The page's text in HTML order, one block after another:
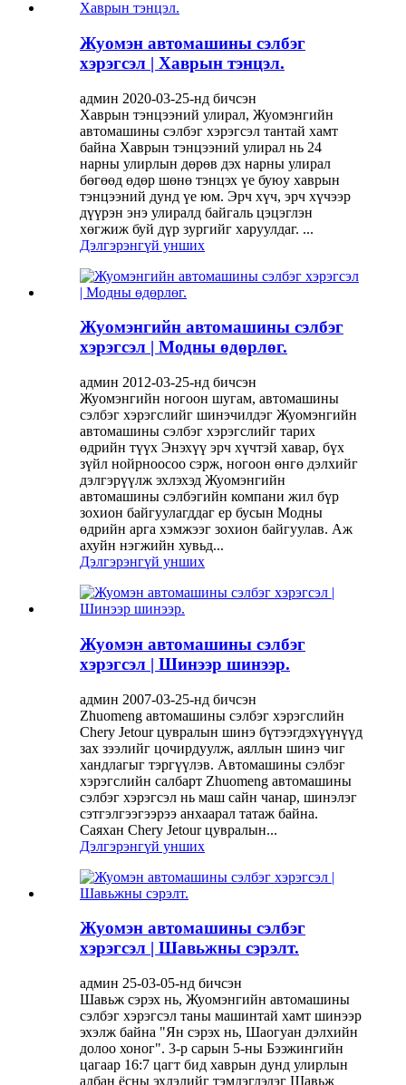
Жуомэн автомашины сэлбэг
хэрэгсэл | Хаврын тэнцэл.
админ 2020-03-25-нд бичсэн
Хаврын тэнцээний улирал, Жуомэнгийн
автомашины сэлбэг хэрэгсэл тантай хамт
байна Хаврын тэнцээний улирал нь 24
нарны улирлын дөрөв дэх нарны улирал
бөгөөд өдөр шөнө тэнцэх үе буюу хаврын
тэнцээний дунд үе юм. Эрч хүч, эрч хүчээр
дүүрэн энэ улиралд байгаль цэцэглэн
хөгжиж буй дүр зургийг харуулдаг. ...
Дэлгэрэнгүй унших
Жуомэнгийн автомашины сэлбэг
хэрэгсэл | Модны өдөрлөг.
админ 2012-03-25-нд бичсэн
Жуомэнгийн ногоон шугам, автомашины
сэлбэг хэрэгслийг шинэчилдэг Жуомэнгийн
автомашины сэлбэг хэрэгслийг тарих
өдрийн түүх Энэхүү эрч хүчтэй хавар, бүх
зүйл нойрноосоо сэрж, ногоон өнгө дэлхийг
дэлгэрүүлж эхлэхэд Жуомэнгийн
автомашины сэлбэгийн компани жил бүр
зохион байгуулагддаг ер бусын Модны
өдрийн арга хэмжээг зохион байгуулав. Аж
ахуйн нэгжийн хувьд...
Дэлгэрэнгүй унших
Жуомэн автомашины сэлбэг
хэрэгсэл | Шинээр шинээр.
админ 2007-03-25-нд бичсэн
Zhuomeng автомашины сэлбэг хэрэгслийн
Chery Jetour цувралын шинэ бүтээгдэхүүнүүд
зах зээлийг цочирдуулж, аяллын шинэ чиг
хандлагыг тэргүүлэв. Автомашины сэлбэг
хэрэгслийн салбарт Zhuomeng автомашины
сэлбэг хэрэгсэл нь маш сайн чанар, шинэлэг
сэтгэлгээгээрээ анхаарал татаж байна.
Саяхан Chery Jetour цувралын...
Дэлгэрэнгүй унших
Жуомэн автомашины сэлбэг
хэрэгсэл | Шавьжны сэрэлт.
админ 25-03-05-нд бичсэн
Шавьж сэрэх нь, Жуомэнгийн автомашины
сэлбэг хэрэгсэл таны машинтай хамт шинээр
эхэлж байна "Ян сэрэх нь, Шаогуан дэлхийн
долоо хоног". 3-р сарын 5-ны Бээжингийн
цагаар 16:7 цагт бид хаврын дунд улирлын
албан ёсны эхлэлийг тэмдэглэдэг Шавьж